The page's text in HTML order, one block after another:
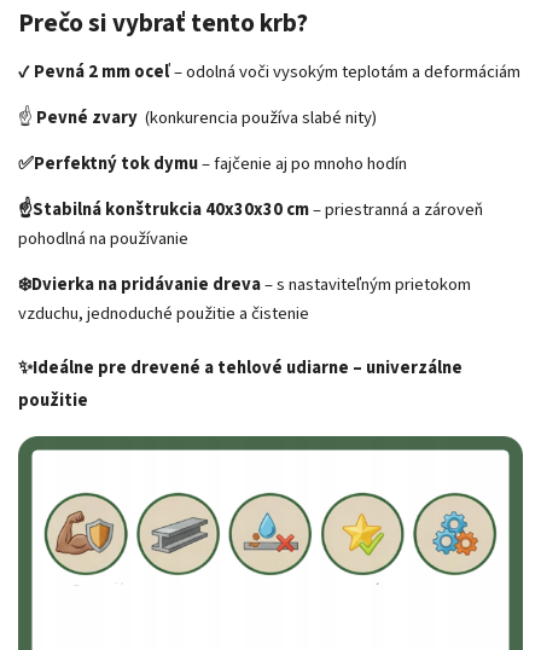
Prečo si vybrať tento krb?
✔️Pevná 2 mm oceľ– odolná voči vysokým teplotám a deformáciám
☝️ Pevné zvary (konkurencia používa slabé nity)
✅Perfektný tok dymu– fajčenie aj po mnoho hodín
☝️Stabilná konštrukcia 40x30x30 cm– priestranná a zároveň
pohodlná na používanie
❄️Dvierka na pridávanie dreva– s nastaviteľným prietokom
vzduchu, jednoduché použitie a čistenie
✨Ideálne pre drevené a tehlové udiarne – univerzálne
použitie